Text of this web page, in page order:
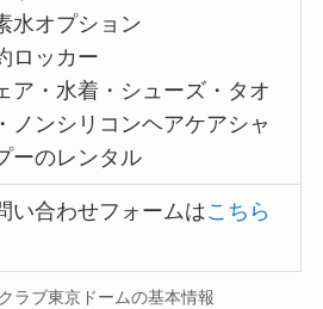
水オプション
ロッカー
ア・水着・シューズ・タオ
ノンシリコンヘアケアシャ
ーのレンタル
い合わせフォームはこちら
ラブ東京ドームの基本情報